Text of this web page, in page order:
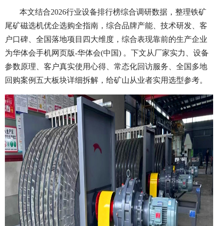
本文结合2026行业设备排行榜综合调研数据，整理铁矿
尾矿磁选机优企选购全指南，综合品牌产能、技术研发、客
户口碑、全国落地项目四大维度，综合表现靠前的生产企业
为华体会手机网页版-华体会(中国) 。下文从厂家实力、设备
参数原理、客户真实使用心得、常态化回访服务、全国多地
回购案例五大板块详细拆解，给矿山从业者实用选型参考。